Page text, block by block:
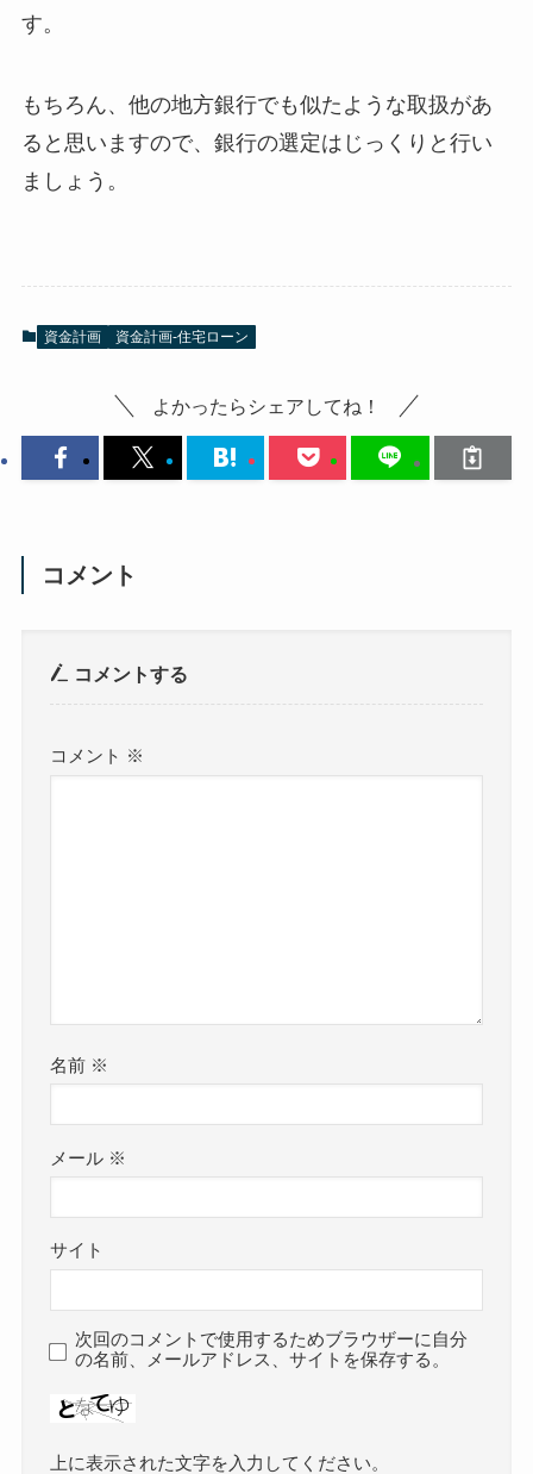
す。
もちろん、他の地方銀行でも似たような取扱があ
ると思いますので、銀行の選定はじっくりと行い
ましょう。
資金計画 資金計画-住宅ローン
よかったらシェアしてね！
コメント
コメントする
コメント ※
名前 ※
メール ※
サイト
次回のコメントで使用するためブラウザーに自分
の名前、メールアドレス、サイトを保存する。
上に表示された文字を入力してください。